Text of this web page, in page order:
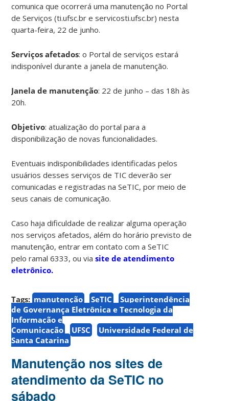
comunica que ocorrerá uma manutenção no Portal
de Serviços (ti.ufsc.br e servicosti.ufsc.br) nesta
quarta-feira, 22 de junho.
Serviços afetados: o Portal de serviços estará
indisponível durante a janela de manutenção.
Janela de manutenção: 22 de junho – das 18h às
20h.
Objetivo: atualização do portal para a
disponibilização de novas funcionalidades.
Eventuais indisponibilidades identificadas pelos
usuários desses serviços de TIC deverão ser
comunicadas e registradas na SeTIC, por meio de
seus canais de comunicação.
Caso haja dificuldade de realizar alguma operação
nos serviços afetados, além do horário previsto de
manutenção, entrar em contato com a SeTIC
pelo ramal 6333, ou viasite de atendimento
eletrônico.
Tags: manutenção SeTIC
Superintendência
de Governança Eletrônica e Tecnologia da
Informação e
Comunicação
UFSC
Universidade Federal de
Santa Catarina
Manutenção nos sites de
atendimento da SeTIC no
sábado